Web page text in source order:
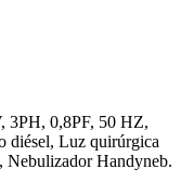
3PH, 0,8PF, 50 HZ,
diésel, Luz quirúrgica
Nebulizador Handyneb.